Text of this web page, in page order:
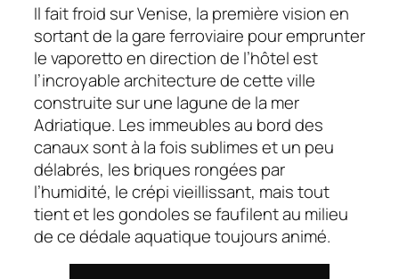
Il fait froid sur Venise, la première vision en
sortant de la gare ferroviaire pour emprunter
le vaporetto en direction de l’hôtel est
l’incroyable architecture de cette ville
construite sur une lagune de la mer
Adriatique. Les immeubles au bord des
canaux sont à la fois sublimes et un peu
délabrés, les briques rongées par
l’humidité, le crépi vieillissant, mais tout
tient et les gondoles se faufilent au milieu
de ce dédale aquatique toujours animé.